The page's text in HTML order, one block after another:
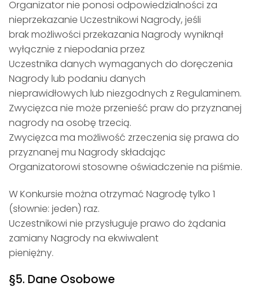
Organizator nie ponosi odpowiedzialności za
nieprzekazanie Uczestnikowi Nagrody, jeśli
brak możliwości przekazania Nagrody wyniknął
wyłącznie z niepodania przez
Uczestnika danych wymaganych do doręczenia
Nagrody lub podaniu danych
nieprawidłowych lub niezgodnych z Regulaminem.
Zwycięzca nie może przenieść praw do przyznanej
nagrody na osobę trzecią.
Zwycięzca ma możliwość zrzeczenia się prawa do
przyznanej mu Nagrody składając
Organizatorowi stosowne oświadczenie na piśmie.
W Konkursie można otrzymać Nagrodę tylko 1
(słownie: jeden) raz.
Uczestnikowi nie przysługuje prawo do żądania
zamiany Nagrody na ekwiwalent
pieniężny.
§5. Dane Osobowe